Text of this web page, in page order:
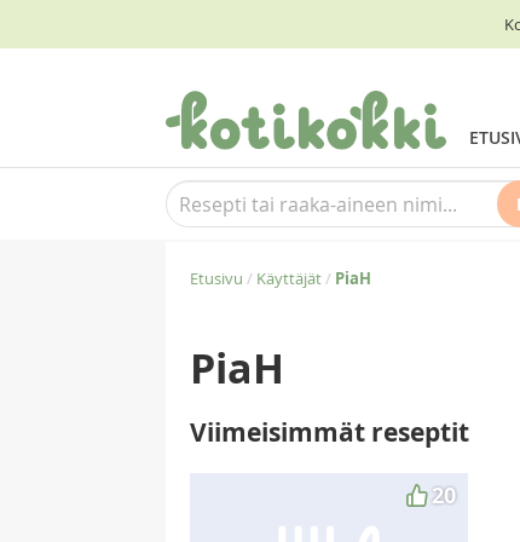
Etusivu / Käyttäjät/ PiaH
PiaH
Viimeisimmät reseptit
20